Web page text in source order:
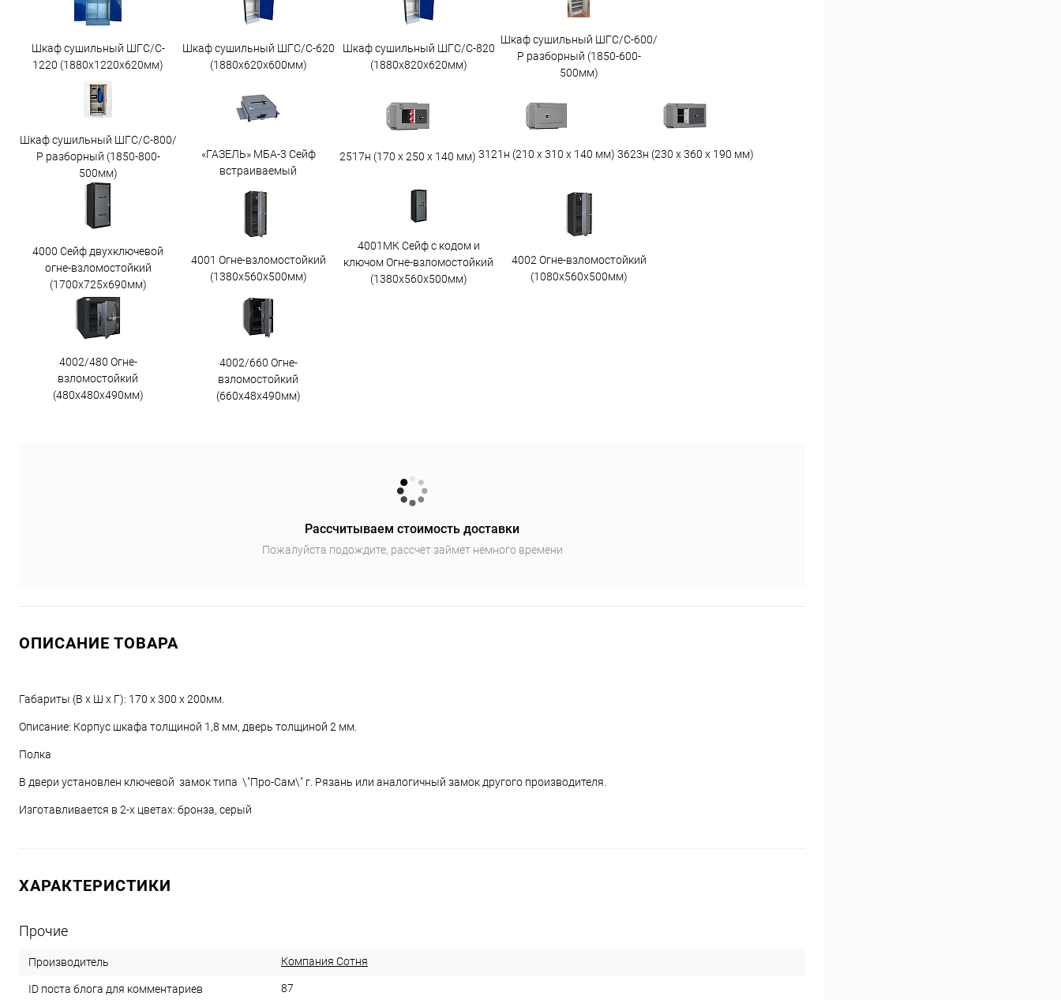
Шкаф сушильный ШГС/C-
1220 (1880x1220x620мм)
Шкаф сушильный ШГС/C-620
(1880x620x600мм)
Шкаф сушильный ШГС/C-820
(1880x820x620мм)
Шкаф сушильный ШГС/С-600/
Р разборный (1850-600-
500мм)
Шкаф сушильный ШГС/С-800/
Р разборный (1850-800-
500мм)
«ГАЗЕЛЬ» МБА-3 Сейф
встраиваемый
2517н (170 х 250 х 140 мм) 3121н (210 х 310 х 140 мм) 3623н (230 х 360 х 190 мм)
4000 Сейф двухключевой
огне-взломостойкий
(1700х725х690мм)
4001 Огне-взломостойкий
(1380х560х500мм)
4001МК Сейф с кодом и
ключом Огне-взломостойкий
(1380х560х500мм)
4002 Огне-взломостойкий
(1080х560х500мм)
4002/480 Огне-
взломостойкий
(480х480х490мм)
4002/660 Огне-
взломостойкий
(660х48х490мм)
Рассчитываем стоимость доставки
Пожалуйста подождите, рассчет займет немного времени
ОПИСАНИЕ ТОВАРА
Габариты (В х Ш х Г): 170 х 300 х 200мм.
Описание: Корпус шкафа толщиной 1,8 мм, дверь толщиной 2 мм.
Полка
В двери установлен ключевой замок типа \"Про-Сам\" г. Рязань или аналогичный замок другого производителя.
Изготавливается в 2-х цветах: бронза, серый
ХАРАКТЕРИСТИКИ
Прочие
Производитель Компания Сотня
ID поста блога для комментариев 87